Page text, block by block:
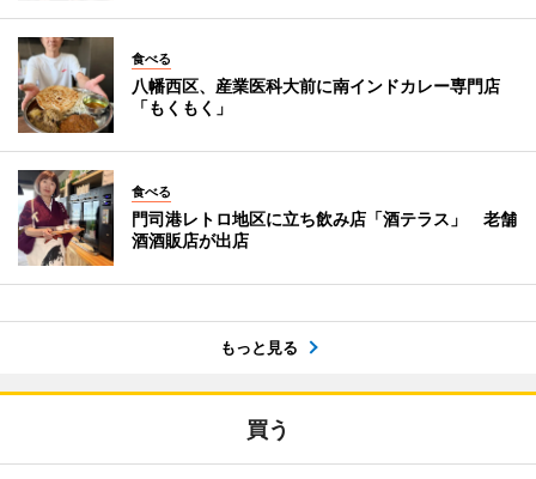
食べる
八幡西区、産業医科大前に南インドカレー専門店
「もくもく」
食べる
門司港レトロ地区に立ち飲み店「酒テラス」 老舗
酒酒販店が出店
もっと見る
買う